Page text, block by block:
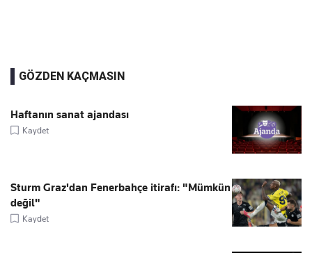
GÖZDEN KAÇMASIN
Haftanın sanat ajandası
Kaydet
Sturm Graz'dan Fenerbahçe itirafı: "Mümkün
değil"
Kaydet